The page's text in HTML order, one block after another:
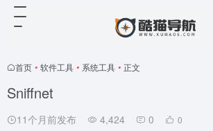
首页 • 软件工具 • 系统工具 • 正文
Sniffnet
11个月前发布 4,424 0 0